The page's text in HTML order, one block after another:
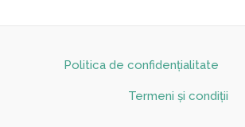
Politica de confidențialitate
Termeni și condiții